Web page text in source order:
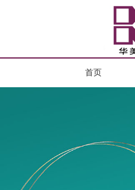
首页